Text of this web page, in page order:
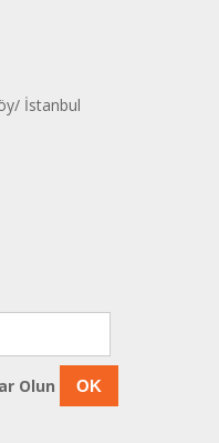
İstanbul
Olun OK